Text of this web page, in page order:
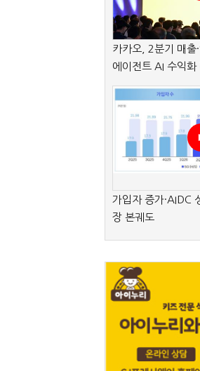
카카오, 2분기 매
에이전트 AI 수익화
가입자 증가·AIDC
장 본궤도